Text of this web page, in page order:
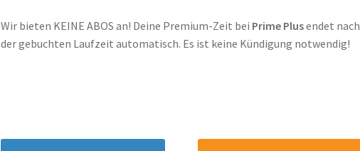
Wir bieten KEINE ABOS an! Deine Premium-Zeit bei Prime Plusendet nach
der gebuchten Laufzeit automatisch. Es ist keine Kündigung notwendig!